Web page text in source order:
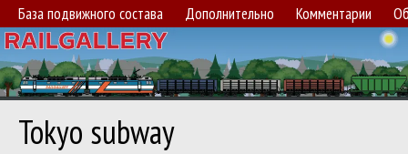
База подвижного состава Дополнительно Комментарии
Tokyo subway